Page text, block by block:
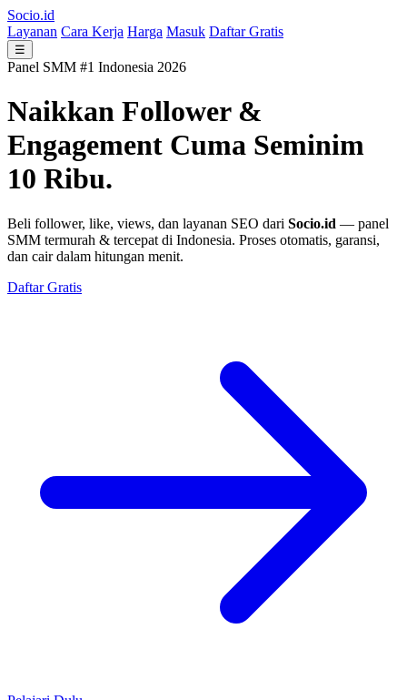
Socio.id
Layanan Cara Kerja Harga Masuk Daftar Gratis
☰
Panel SMM #1 Indonesia 2026
Naikkan Follower &
Engagement Cuma Seminim
10 Ribu.
Beli follower, like, views, dan layanan SEO dari Socio.id — panel
SMM termurah & tercepat di Indonesia. Proses otomatis, garansi,
dan cair dalam hitungan menit.
Daftar Gratis